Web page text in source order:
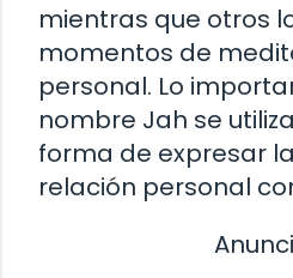
mientras que otros
momentos de
personal. Lo
nombre Jah se
forma de expresar
relación personal